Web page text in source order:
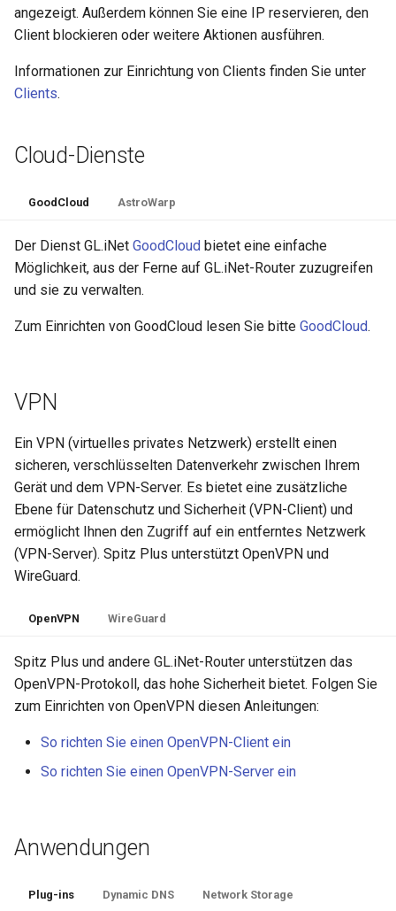
angezeigt. Außerdem können Sie eine IP reservieren, den
Client blockieren oder weitere Aktionen ausführen.
Informationen zur Einrichtung von Clients finden Sie unter
Clients.
Cloud-Dienste
GoodCloud AstroWarp
Der Dienst GL.iNet GoodCloud bietet eine einfache
Möglichkeit, aus der Ferne auf GL.iNet-Router zuzugreifen
und sie zu verwalten.
Zum Einrichten von GoodCloud lesen Sie bitte GoodCloud.
VPN
Ein VPN (virtuelles privates Netzwerk) erstellt einen
sicheren, verschlüsselten Datenverkehr zwischen Ihrem
Gerät und dem VPN-Server. Es bietet eine zusätzliche
Ebene für Datenschutz und Sicherheit (VPN-Client) und
ermöglicht Ihnen den Zugriff auf ein entferntes Netzwerk
(VPN-Server). Spitz Plus unterstützt OpenVPN und
WireGuard.
OpenVPN WireGuard
Spitz Plus und andere GL.iNet-Router unterstützen das
OpenVPN-Protokoll, das hohe Sicherheit bietet. Folgen Sie
zum Einrichten von OpenVPN diesen Anleitungen:
So richten Sie einen OpenVPN-Client ein
So richten Sie einen OpenVPN-Server ein
Anwendungen
Plug-ins Dynamic DNS Network Storage